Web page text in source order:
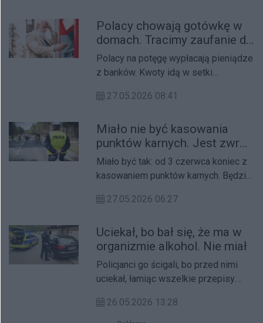
Polacy chowają gotówkę w
domach. Tracimy zaufanie do
banków?
Polacy na potęgę wypłacają pieniądze
z banków. Kwoty idą w setki
domach. Jednym z powodów może
27.05.2026 08:41
Miało nie być kasowania
punktów karnych. Jest zwrot
akcji i ważna ulga dla
kierowców
Miało być tak: od 3 czerwca koniec z
kasowaniem punktów karnych. Będzie
usuwać. Ale pod jednym warunkiem…
27.05.2026 06:27
Uciekał, bo bał się, że ma w
organizmie alkohol. Nie miał
Policjanci go ścigali, bo przed nimi
uciekał, łamiąc wszelkie przepisy.
organizmie wciąż jest alkohol.
26.05.2026 13:28